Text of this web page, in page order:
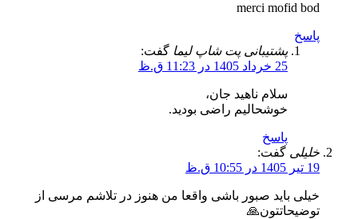
merci mofid bod
پاسخ
پشتیبانی پت شاپ لیما گفت:
25 خرداد 1405 در 11:23 ق.ظ
سلام ناهید جان،
خوشحالیم راضی بودید.
پاسخ
خلیلی گفت:
19 تیر 1405 در 10:55 ق.ظ
خیلی باید صبور باشی واقعا من هنوز در تلاشم مرسی از
توضیحاتتون🙏